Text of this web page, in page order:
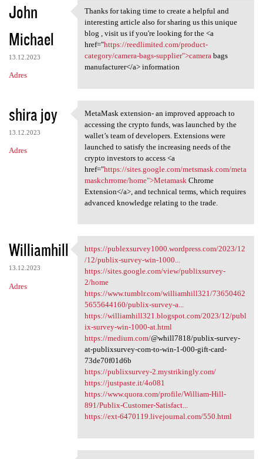
John
Michael
13.12.2023
Adres
Thanks for taking time to
Thanks for taking time to create a helpful and
interesting article also for sharing us this unique
blog , visit us if you're looking for the <a
href="https://reedlimited.com/product-
category/camera-bags-supplier">camerabags
manufacturer</a> information
shira joy
13.12.2023
Adres
MetaMask extension- an
MetaMask extension- an improved approach to
accessing the crypto funds, was launched by the
wallet’s team of developers. Extensions were
launched to satisfy the increasing needs of the
crypto investors to access <a
href="https://sites.google.com/metsmask.com/meta
maskchrrome/home">Metamask Chrome
Extension</a>, and technical terms, which requires
advanced knowledge relating to the trade.
Williamhill
13.12.2023
Adres
https://publexsurvey1000
https://publexsurvey1000.wordpress.com/2023/12
/12/publix-survey-win-1000...
https://sites.google.com/view/publixsurvey-
2/home
https://www.tumblr.com/williamhill321/73650462
5655644160/publix-survey-a...
https://williamhill321.blogspot.com/2023/12/publ
ix-survey-win-1000-at.html
https://medium.com/@whill7818/publix-survey-
at-publixsurvey-com-to-win-1-000-gift-card-
73de70f01d6b
https://publixsurvey-2.mystrikingly.com/
https://justpaste.it/4o081
https://www.quora.com/profile/William-Hill-
891/Publix-Customer-Satisfact...
https://ext-6470119.livejournal.com/550.html